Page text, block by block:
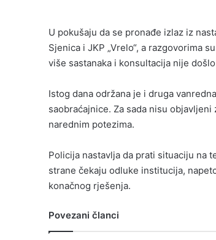
U pokušaju da se pronađe izlaz iz
Sjenica i JKP „Vrelo“, a razgovorima
više sastanaka i konsultacija nije
Istog dana održana je i druga
saobraćajnice. Za sada nisu
narednim potezima.
Policija nastavlja da prati situaciju na
strane čekaju odluke institucija,
konačnog rješenja.
Povezani članci